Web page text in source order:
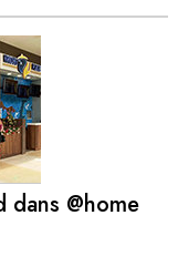
dans @home